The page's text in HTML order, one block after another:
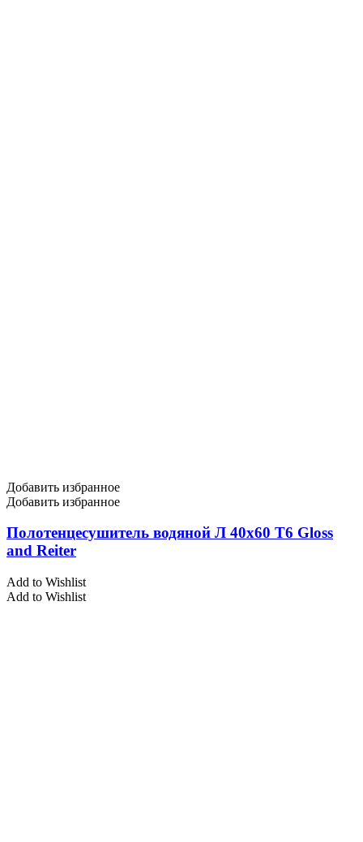
Добавить избранное
Добавить избранное
Полотенцесушитель водяной Л 40х60 Т6 Gloss
and Reiter
Add to Wishlist
Add to Wishlist